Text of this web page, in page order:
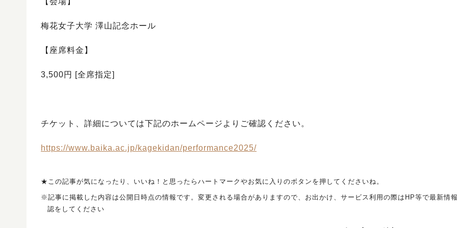
梅花女子大学 澤山記念ホール
【座席料金】
3,500円 [全席指定]
チケット、詳細については下記のホームページよりご確認ください。
https://www.baika.ac.jp/kagekidan/performance2025/
★この記事が気になったり、いいね！と思ったらハートマークやお気に入りのボタンを押してくださいね。
※記事に掲載した内容は公開日時点の情報です。変更される場合がありますので、お出かけ、サービス利用の際はHP等で最新情
認をしてください